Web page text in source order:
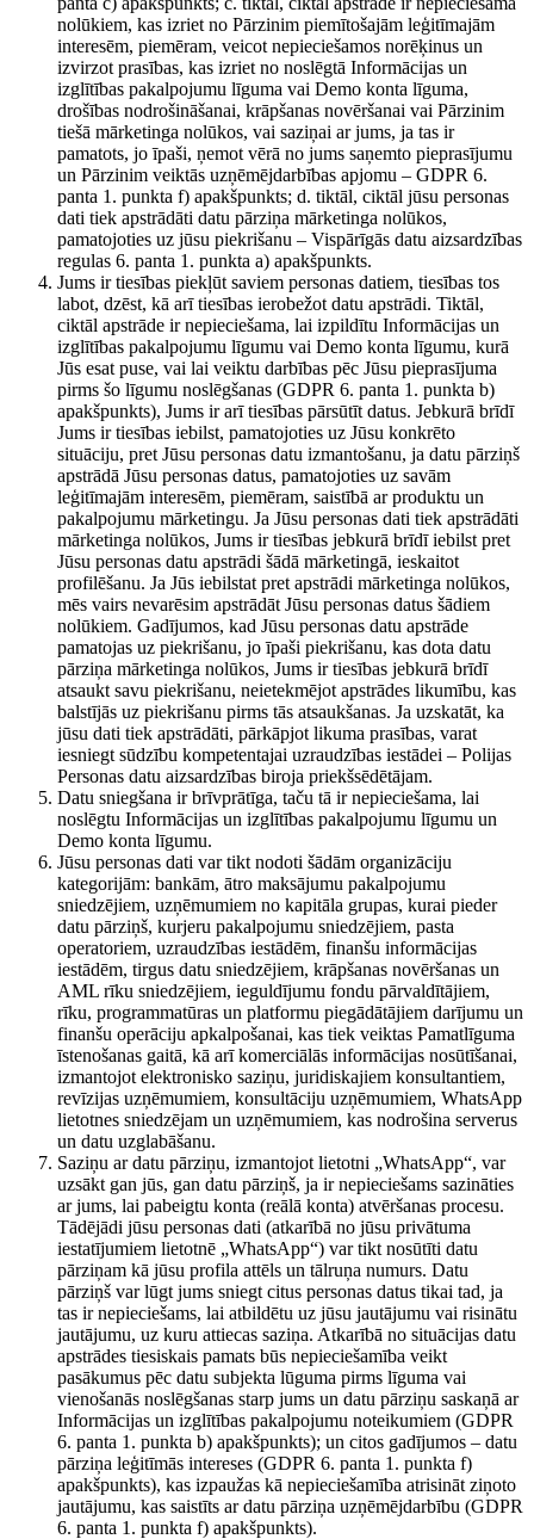
nolūkiem, kas izriet no Pārzinim piemītošajām leģitīmajām
interesēm, piemēram, veicot nepieciešamos norēķinus un
izvirzot prasības, kas izriet no noslēgtā Informācijas un
izglītības pakalpojumu līguma vai Demo konta līguma,
drošības nodrošināšanai, krāpšanas novēršanai vai Pārzinim
tiešā mārketinga nolūkos, vai saziņai ar jums, ja tas ir
pamatots, jo īpaši, ņemot vērā no jums saņemto pieprasījumu
un Pārzinim veiktās uzņēmējdarbības apjomu – GDPR 6.
panta 1. punkta f) apakšpunkts; d. tiktāl, ciktāl jūsu personas
dati tiek apstrādāti datu pārziņa mārketinga nolūkos,
pamatojoties uz jūsu piekrišanu – Vispārīgās datu aizsardzības
regulas 6. panta 1. punkta a) apakšpunkts.
Jums ir tiesības piekļūt saviem personas datiem, tiesības tos
labot, dzēst, kā arī tiesības ierobežot datu apstrādi. Tiktāl,
ciktāl apstrāde ir nepieciešama, lai izpildītu Informācijas un
izglītības pakalpojumu līgumu vai Demo konta līgumu, kurā
Jūs esat puse, vai lai veiktu darbības pēc Jūsu pieprasījuma
pirms šo līgumu noslēgšanas (GDPR 6. panta 1. punkta b)
apakšpunkts), Jums ir arī tiesības pārsūtīt datus. Jebkurā brīdī
Jums ir tiesības iebilst, pamatojoties uz Jūsu konkrēto
situāciju, pret Jūsu personas datu izmantošanu, ja datu pārziņš
apstrādā Jūsu personas datus, pamatojoties uz savām
leģitīmajām interesēm, piemēram, saistībā ar produktu un
pakalpojumu mārketingu. Ja Jūsu personas dati tiek apstrādāti
mārketinga nolūkos, Jums ir tiesības jebkurā brīdī iebilst pret
Jūsu personas datu apstrādi šādā mārketingā, ieskaitot
profilēšanu. Ja Jūs iebilstat pret apstrādi mārketinga nolūkos,
mēs vairs nevarēsim apstrādāt Jūsu personas datus šādiem
nolūkiem. Gadījumos, kad Jūsu personas datu apstrāde
pamatojas uz piekrišanu, jo īpaši piekrišanu, kas dota datu
pārziņa mārketinga nolūkos, Jums ir tiesības jebkurā brīdī
atsaukt savu piekrišanu, neietekmējot apstrādes likumību, kas
balstījās uz piekrišanu pirms tās atsaukšanas. Ja uzskatāt, ka
jūsu dati tiek apstrādāti, pārkāpjot likuma prasības, varat
iesniegt sūdzību kompetentajai uzraudzības iestādei – Polijas
Personas datu aizsardzības biroja priekšsēdētājam.
Datu sniegšana ir brīvprātīga, taču tā ir nepieciešama, lai
noslēgtu Informācijas un izglītības pakalpojumu līgumu un
Demo konta līgumu.
Jūsu personas dati var tikt nodoti šādām organizāciju
kategorijām: bankām, ātro maksājumu pakalpojumu
sniedzējiem, uzņēmumiem no kapitāla grupas, kurai pieder
datu pārziņš, kurjeru pakalpojumu sniedzējiem, pasta
operatoriem, uzraudzības iestādēm, finanšu informācijas
iestādēm, tirgus datu sniedzējiem, krāpšanas novēršanas un
AML rīku sniedzējiem, ieguldījumu fondu pārvaldītājiem,
rīku, programmatūras un platformu piegādātājiem darījumu un
finanšu operāciju apkalpošanai, kas tiek veiktas Pamatlīguma
īstenošanas gaitā, kā arī komerciālās informācijas nosūtīšanai,
izmantojot elektronisko saziņu, juridiskajiem konsultantiem,
revīzijas uzņēmumiem, konsultāciju uzņēmumiem, WhatsApp
lietotnes sniedzējam un uzņēmumiem, kas nodrošina serverus
un datu uzglabāšanu.
Saziņu ar datu pārziņu, izmantojot lietotni „WhatsApp“, var
uzsākt gan jūs, gan datu pārziņš, ja ir nepieciešams sazināties
ar jums, lai pabeigtu konta (reālā konta) atvēršanas procesu.
Tādējādi jūsu personas dati (atkarībā no jūsu privātuma
iestatījumiem lietotnē „WhatsApp“) var tikt nosūtīti datu
pārziņam kā jūsu profila attēls un tālruņa numurs. Datu
pārziņš var lūgt jums sniegt citus personas datus tikai tad, ja
tas ir nepieciešams, lai atbildētu uz jūsu jautājumu vai risinātu
jautājumu, uz kuru attiecas saziņa. Atkarībā no situācijas datu
apstrādes tiesiskais pamats būs nepieciešamība veikt
pasākumus pēc datu subjekta lūguma pirms līguma vai
vienošanās noslēgšanas starp jums un datu pārziņu saskaņā ar
Informācijas un izglītības pakalpojumu noteikumiem (GDPR
6. panta 1. punkta b) apakšpunkts); un citos gadījumos – datu
pārziņa leģitīmās intereses (GDPR 6. panta 1. punkta f)
apakšpunkts), kas izpaužas kā nepieciešamība atrisināt ziņoto
jautājumu, kas saistīts ar datu pārziņa uzņēmējdarbību (GDPR
6. panta 1. punkta f) apakšpunkts).